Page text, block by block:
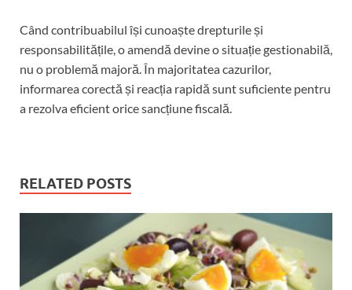
Când contribuabilul își cunoaște drepturile și
responsabilitățile, o amendă devine o situație gestionabilă,
nu o problemă majoră. În majoritatea cazurilor,
informarea corectă și reacția rapidă sunt suficiente pentru
a rezolva eficient orice sancțiune fiscală.
RELATED POSTS